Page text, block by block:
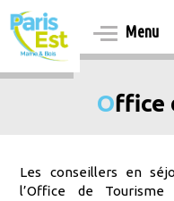
Aller
au
contenu
principal
Menu
Les conseillers en
l’Office de